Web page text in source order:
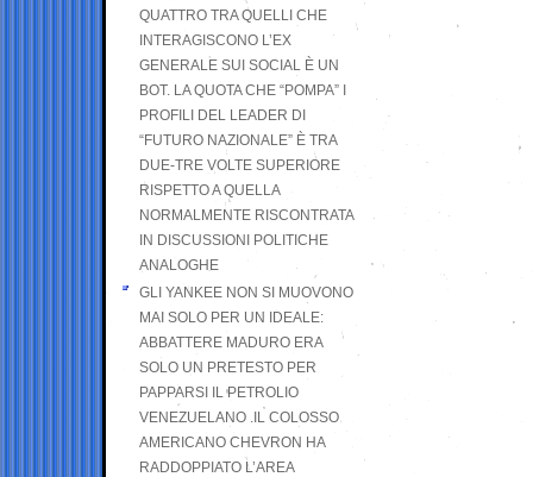
QUATTRO TRA QUELLI CHE
INTERAGISCONO L’EX
GENERALE SUI SOCIAL È UN
BOT. LA QUOTA CHE “POMPA” I
PROFILI DEL LEADER DI
“FUTURO NAZIONALE” È TRA
DUE-TRE VOLTE SUPERIORE
RISPETTO A QUELLA
NORMALMENTE RISCONTRATA
IN DISCUSSIONI POLITICHE
ANALOGHE
GLI YANKEE NON SI MUOVONO
MAI SOLO PER UN IDEALE:
ABBATTERE MADURO ERA
SOLO UN PRETESTO PER
PAPPARSI IL PETROLIO
VENEZUELANO .IL COLOSSO
AMERICANO CHEVRON HA
RADDOPPIATO L’AREA